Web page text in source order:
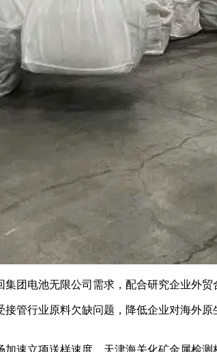
电池无限公司需求，配合研究企业外贸
行业原料欠缺问题，降低企业对海外原